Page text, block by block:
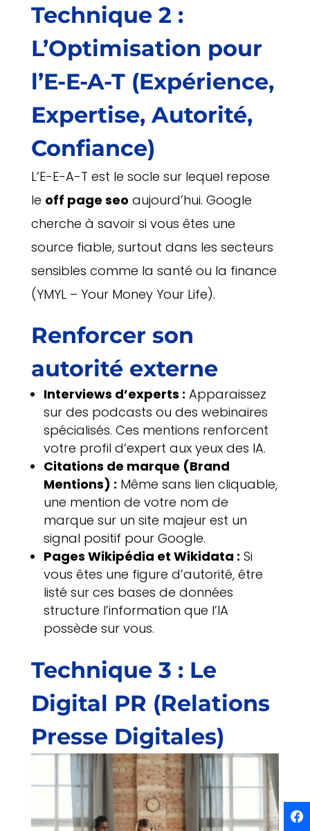
Technique 2 :
L’Optimisation pour
l’E-E-A-T (Expérience,
Expertise, Autorité,
Confiance)
L’E-E-A-T est le socle sur lequel repose
le off page seo aujourd’hui. Google
cherche à savoir si vous êtes une
source fiable, surtout dans les secteurs
sensibles comme la santé ou la finance
(YMYL – Your Money Your Life).
Renforcer son
autorité externe
Interviews d’experts : Apparaissez
sur des podcasts ou des webinaires
spécialisés. Ces mentions renforcent
votre profil d’expert aux yeux des IA.
Citations de marque (Brand
Mentions) : Même sans lien cliquable,
une mention de votre nom de
marque sur un site majeur est un
signal positif pour Google.
Pages Wikipédia et Wikidata : Si
vous êtes une figure d’autorité, être
listé sur ces bases de données
structure l’information que l’IA
possède sur vous.
Technique 3 : Le
Digital PR (Relations
Presse Digitales)